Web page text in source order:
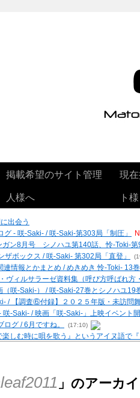
掲載希望のサイト管理
人様へ
現
ト様
出会う
- 咲-Saki- / 咲-Saki-第303局「制圧」
ガン8月号 シノハユ第140話、怜-Toki-第
ボックス / 咲-Saki- 第302局「直登」
連情報とかまとめ / めきめき 怜-Toki- 13
ヴィルサラーゼ資料集（呼び方呼ばれ方
（咲-Saki-） / 咲-Saki-27巻とシノハユ
/ 【調査⑥付録】２０２５年版・未訪問
-Saki- / 映画「咲-Saki-」上映イベント
グ / 6月ですね。
(17:10)
しむ時に唄を歌う』というアイヌ語で
上重漫ちゃんと演じている伊達朱里紗さ
咲-Saki- / 雀魂咲コラボ！ ガチャ＆キャ
」のアーカ